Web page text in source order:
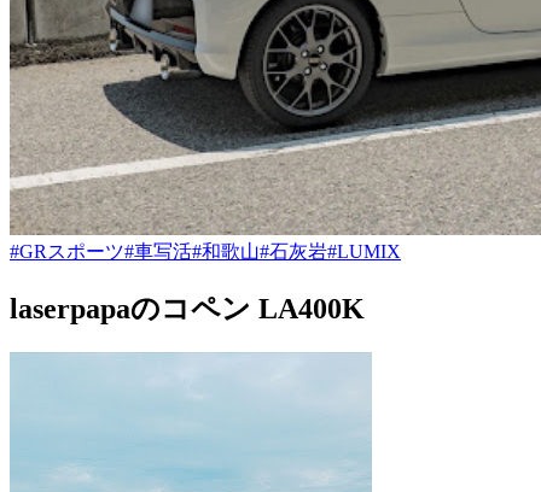
#GRスポーツ#車写活#和歌山#石灰岩#LUMIX
laserpapaのコペン LA400K